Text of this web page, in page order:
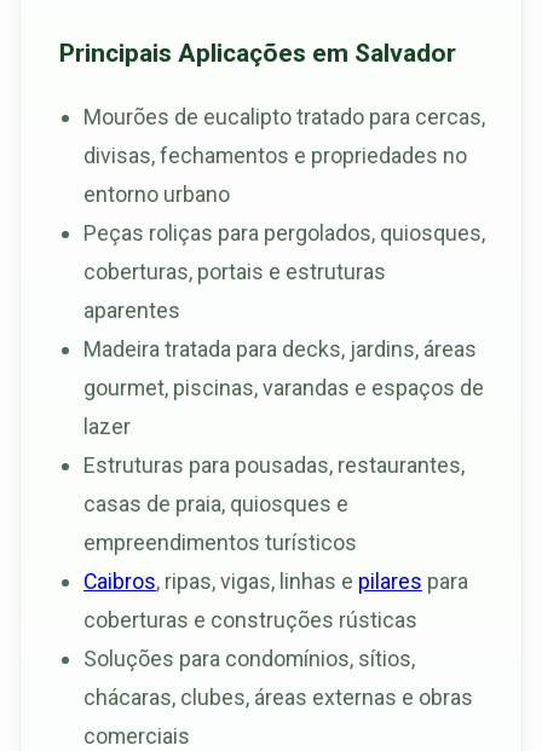
Principais Aplicações em Salvador
Mourões de eucalipto tratado para cercas,
divisas, fechamentos e propriedades no
entorno urbano
Peças roliças para pergolados, quiosques,
coberturas, portais e estruturas
aparentes
Madeira tratada para decks, jardins, áreas
gourmet, piscinas, varandas e espaços de
lazer
Estruturas para pousadas, restaurantes,
casas de praia, quiosques e
empreendimentos turísticos
Caibros, ripas, vigas, linhas e pilares para
coberturas e construções rústicas
Soluções para condomínios, sítios,
chácaras, clubes, áreas externas e obras
comerciais